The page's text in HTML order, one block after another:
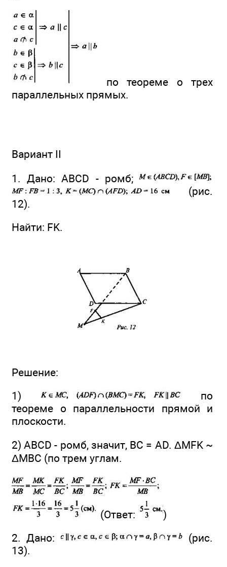
по теореме о трех
параллельных прямых.
Вариант II
1. Дано: ABCD - ромб;
(рис.
12).
Найти: FK.
Решение:
1)
по
теореме о параллельности прямой и
плоскости.
2) ABCD - ромб, значит, BC = AD. ΔMFK ~
ΔМВС (по трем углам.
(Ответ:
)
2. Дано:
(рис.
13).